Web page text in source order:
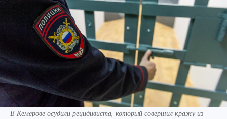
В Кемерове осудили рецидивиста, который совершил кражу из